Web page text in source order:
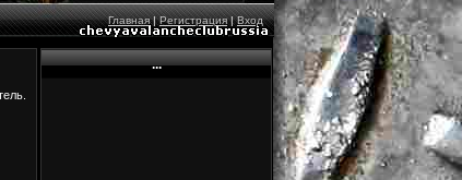
Главная|Регистрация|Вход
...